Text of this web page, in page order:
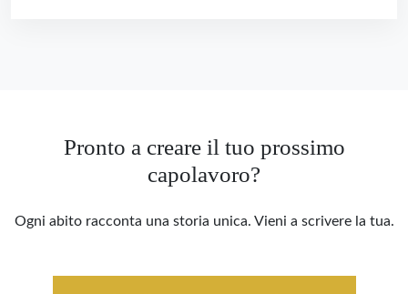
Pronto a creare il tuo prossimo
capolavoro?
Ogni abito racconta una storia unica. Vieni a scrivere la tua.